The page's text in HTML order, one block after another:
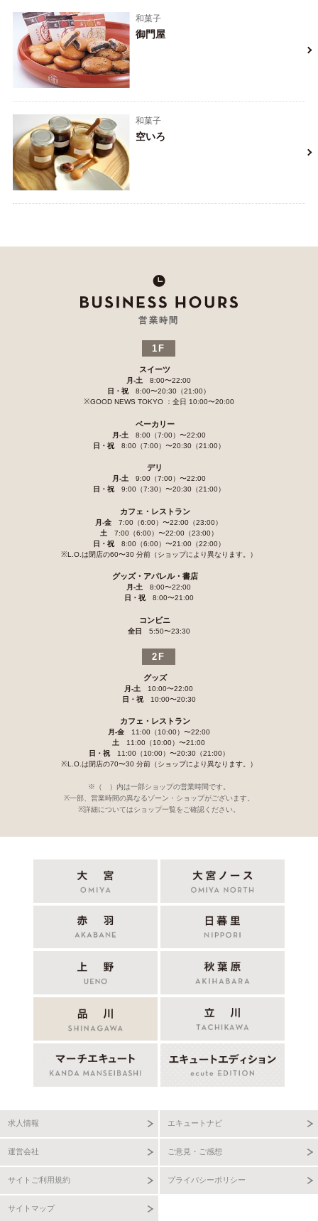
和菓子
御門屋
和菓子
空いろ
営業時間
1F
スイーツ
月-土
8:00〜22:00
日・祝8:00〜20:30（21:00）
※GOOD NEWS TOKYO ：全日 10:00〜20:00
ベーカリー
月-土 8:00（7:00）〜22:00
日・祝8:00（7:00）〜20:30（21:00）
デリ
月-土 9:00（7:00）〜22:00
日・祝9:00（7:30）〜20:30（21:00）
カフェ・レストラン
月-金 7:00（6:00）〜22:00（23:00）
土 7:00（6:00）〜22:00（23:00）
日・祝8:00（6:00）〜21:00（22:00）
※L.O.は閉店の60〜30 分前（ショップにより異なります。）
グッズ・アパレル・書店
月-土
8:00〜22:00
日・祝8:00〜21:00
コンビニ
全日 5:50〜23:30
2F
グッズ
月-土
10:00〜22:00
日・祝10:00〜20:30
カフェ・レストラン
月-金11:00（10:00）〜22:00
土
11:00（10:00）〜21:00
日・祝11:00（10:00）〜20:30（21:00）
※L.O.は閉店の70〜30 分前（ショップにより異なります。）
※（ ）内は一部ショップの営業時間です。
※一部、営業時間の異なるゾーン・ショップがございます。
※詳細についてはショップ一覧をご確認ください。
求人情報 エキュートナビ
運営会社 ご意見・ご感想
サイトご利用規約 プライバシーポリシー
サイトマップ